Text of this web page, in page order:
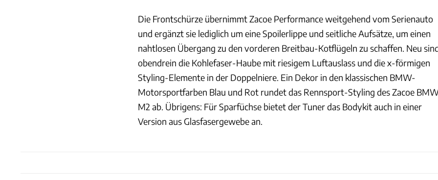
Die Frontschürze übernimmt Zacoe Performance weitgehend vom Serienauto
und ergänzt sie lediglich um eine Spoilerlippe und seitliche Aufsätze, um einen
nahtlosen Übergang zu den vorderen Breitbau-Kotflügeln zu schaffen. Neu
obendrein die Kohlefaser-Haube mit riesigem Luftauslass und die x-förmigen
Styling-Elemente in der Doppelniere. Ein Dekor in den klassischen BMW-
Motorsportfarben Blau und Rot rundet das Rennsport-Styling des Zacoe
M2 ab. Übrigens: Für Sparfüchse bietet der Tuner das Bodykit auch in einer
Version aus Glasfasergewebe an.